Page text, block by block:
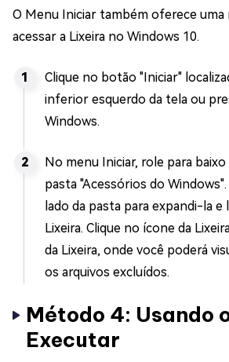
O Menu Iniciar também oferece uma
acessar a Lixeira no Windows 10.
Clique no botão "Iniciar"
inferior esquerdo da tela ou
Windows.
No menu Iniciar, role para
pasta "Acessórios do
lado da pasta para expandi-la e
Lixeira. Clique no ícone da
da Lixeira, onde você poderá
os arquivos excluídos.
Método 4: Usando
Executar